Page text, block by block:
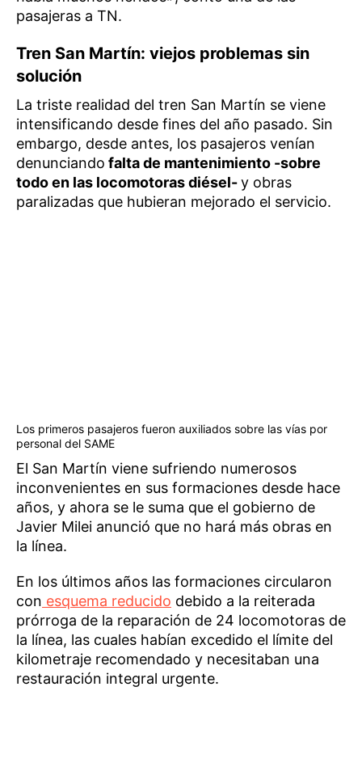
pasajeras a TN.
Tren San Martín: viejos problemas sin
solución
La triste realidad del tren San Martín se viene
intensificando desde fines del año pasado. Sin
embargo, desde antes, los pasajeros venían
denunciando falta de mantenimiento -sobre
todo en las locomotoras diésel-y obras
paralizadas que hubieran mejorado el servicio.
Los primeros pasajeros fueron auxiliados sobre las vías por
personal del SAME
El San Martín viene sufriendo numerosos
inconvenientes en sus formaciones desde hace
años, y ahora se le suma que el gobierno de
Javier Milei anunció que no hará más obras en
la línea.
En los últimos años las formaciones circularon
con esquema reducido debido a la reiterada
prórroga de la reparación de 24 locomotoras de
la línea, las cuales habían excedido el límite del
kilometraje recomendado y necesitaban una
restauración integral urgente.